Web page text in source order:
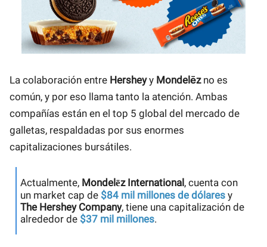
La colaboración entre Hersheyy Mondelēzno es
común, y por eso llama tanto la atención. Ambas
compañías están en el top 5 global del mercado de
galletas, respaldadas por sus enormes
capitalizaciones bursátiles.
Actualmente, Mondelēz International , cuenta con
un market cap de $84 mil millones de dólares y
The Hershey Company, tiene una capitalización de
alrededor de $37 mil millones.